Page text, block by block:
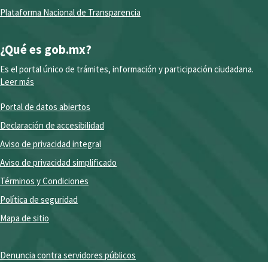
Plataforma Nacional de Transparencia
¿Qué es gob.mx?
Es el portal único de trámites, información y participación ciudadana.
Leer más
Portal de datos abiertos
Declaración de accesibilidad
Aviso de privacidad integral
Aviso de privacidad simplificado
Términos y Condiciones
Política de seguridad
Mapa de sitio
Denuncia contra servidores públicos